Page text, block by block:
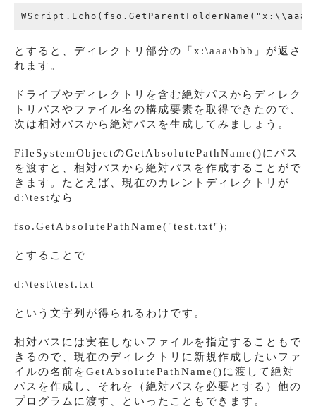
とすると、ディレクトリ部分の「x:\aaa\bbb」が返さ
れます。
ドライブやディレクトリを含む絶対パスからディレク
トリパスやファイル名の構成要素を取得できたので、
次は相対パスから絶対パスを生成してみましょう。
FileSystemObjectのGetAbsolutePathName()にパス
を渡すと、相対パスから絶対パスを作成することがで
きます。たとえば、現在のカレントディレクトリが
d:\testなら
fso.GetAbsolutePathName("test.txt");
とすることで
d:\test\test.txt
という文字列が得られるわけです。
相対パスには実在しないファイルを指定することもで
きるので、現在のディレクトリに新規作成したいファ
イルの名前をGetAbsolutePathName()に渡して絶対
パスを作成し、それを（絶対パスを必要とする）他の
プログラムに渡す、といったこともできます。